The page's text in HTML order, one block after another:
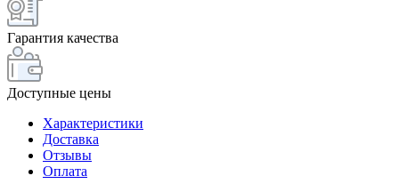
Гарантия качества
Доступные цены
Характеристики
Доставка
Отзывы
Оплата